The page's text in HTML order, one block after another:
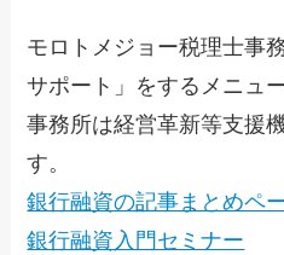
モロトメジョー税理士事
サポート」をするメニュ
事務所は経営革新等支援
す。
銀行融資の記事まとめペ
銀行融資入門セミナー